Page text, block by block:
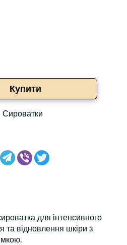
Купити
Сироватки
для інтенсивного
та відновлення шкіри з